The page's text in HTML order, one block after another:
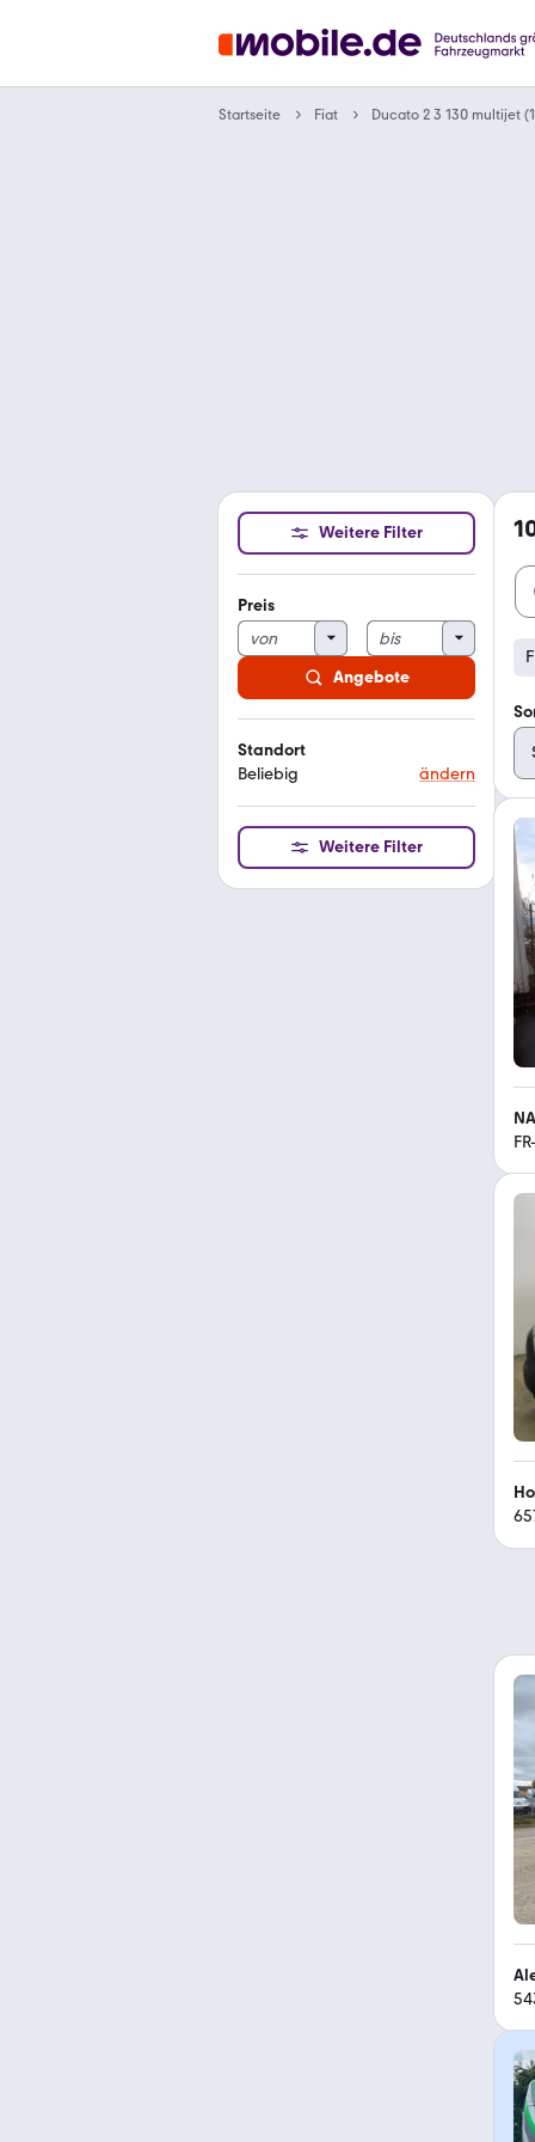
Startseite Fiat Ducato 2 3 130 multijet
Weitere Filter
Preis
Angebote
Standort
Beliebig
ändern
Weitere Filter